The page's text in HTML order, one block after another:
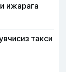
ижарага
такси